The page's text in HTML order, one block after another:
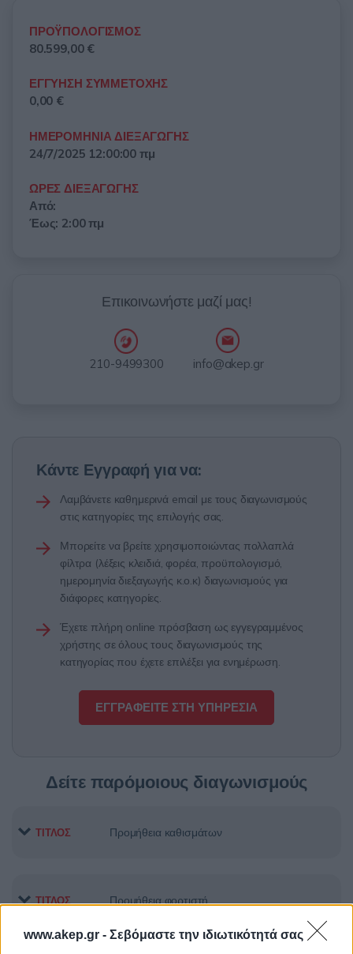
www.akep.gr - Σεβόμαστε την ιδιωτικότητά σας
ΠΡΟΫΠΟΛΟΓΙΣΜΟΣ
80.599,00 €
ΕΓΓΥΗΣΗ ΣΥΜΜΕΤΟΧΗΣ
0,00 €
ΗΜΕΡΟΜΗΝΙΑ ΔΙΕΞΑΓΩΓΗΣ
24/7/2025 12:00:00 πμ
ΩΡΕΣ ΔΙΕΞΑΓΩΓΗΣ
Από:
Έως: 2:00 πμ
Επικοινωνήστε μαζί μας!
210-9499300 info@akep.gr
Κάντε Εγγραφή για να:
Λαμβάνετε καθημερινά email με τους διαγωνισμούς
στις κατηγορίες της επιλογής σας.
Μπορείτε να βρείτε χρησιμοποιώντας πολλαπλά
φίλτρα (λέξεις κλειδιά, φορέα, προϋπολογισμό,
ημερομηνία διεξαγωγής κ.ο.κ) διαγωνισμούς για
διάφορες κατηγορίες.
Έχετε πλήρη online πρόσβαση ως εγγεγραμμένος
χρήστης σε όλους τους διαγωνισμούς της
κατηγορίας που έχετε επιλέξει για ενημέρωση.
ΕΓΓΡΑΦΕΙΤΕ ΣΤΗ ΥΠΗΡΕΣΙΑ
Δείτε παρόμοιους διαγωνισμούς
ΤΙΤΛΟΣ Προμήθεια καθισμάτων
ΤΙΤΛΟΣ Προμήθεια φορτιστή